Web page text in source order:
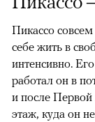
Пикассо
себе жить в
интенсивно.
работал он в
и после
этаж, куда он